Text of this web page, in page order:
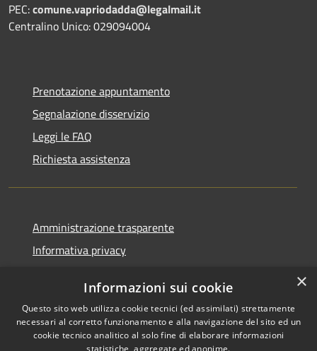
PEC:comune.vapriodadda@legalmail.it
Centralino Unico: 029094004
Prenotazione appuntamento
Segnalazione disservizio
Leggi le FAQ
Richiesta assistenza
Amministrazione trasparente
Informativa privacy
Dichiarazione di accessibilità
×
Informazioni sui cookie
Questo sito web utilizza cookie tecnici (ed assimilati) strettamente
necessari al corretto funzionamento e alla navigazione del sito ed un
cookie tecnico analitico al solo fine di elaborare informazioni
statistiche, aggregate ed anonime.